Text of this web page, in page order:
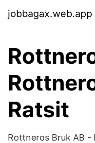
jobbagax.web.app
Ratsit
Rottneros Bruk AB -